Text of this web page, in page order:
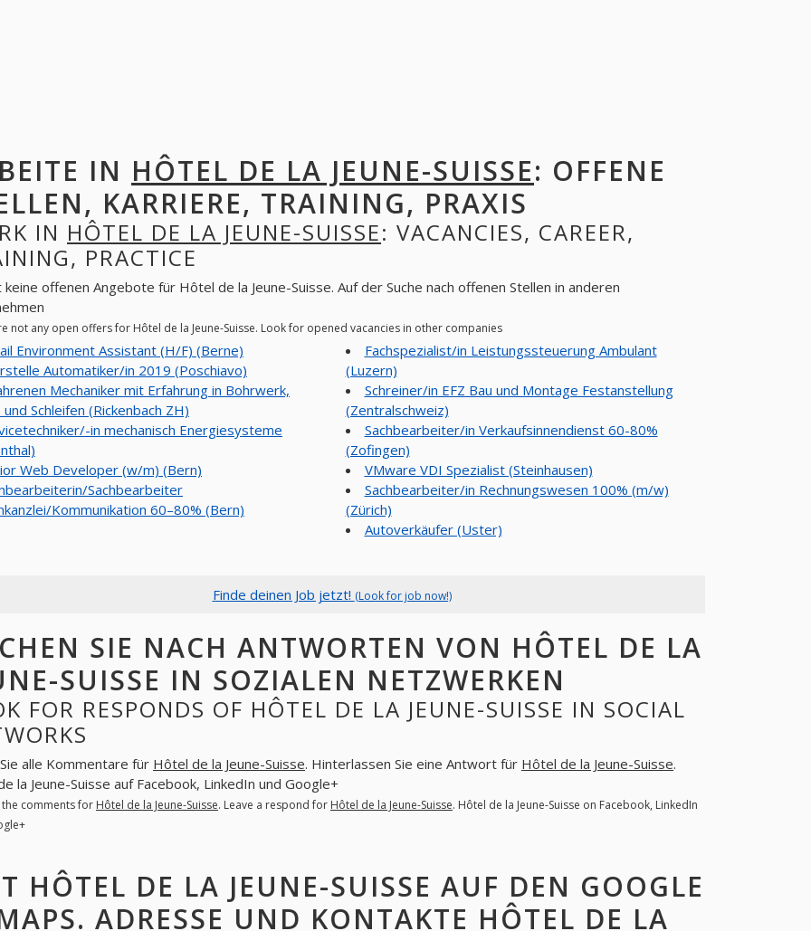
IN HÔTEL DE LA JEUNE-SUISSE: OFFENE
KARRIERE, TRAINING, PRAXIS
IN HÔTEL DE LA JEUNE-SUISSE: VACANCIES, CAREER,
PRACTICE
keine offenen Angebote für Hôtel de la Jeune-Suisse. Auf der Suche nach offenen Stellen in anderen
not any open offers for Hôtel de la Jeune-Suisse. Look for opened vacancies in other companies
Environment Assistant (H/F) (Berne)
Automatiker/in 2019 (Poschiavo)
Mechaniker mit Erfahrung in Bohrwerk,
und Schleifen (Rickenbach ZH)
in mechanisch Energiesysteme
Web Developer (w/m) (Bern)
Sachbearbeiter
Kommunikation 60–80% (Bern)
Fachspezialist/in Leistungssteuerung Ambulant
(Luzern)
Schreiner/in EFZ Bau und Montage Festanstellung
(Zentralschweiz)
Sachbearbeiter/in Verkaufsinnendienst 60-80%
(Zofingen)
VMware VDI Spezialist (Steinhausen)
Sachbearbeiter/in Rechnungswesen 100% (m/w)
(Zürich)
Autoverkäufer (Uster)
Finde deinen Job jetzt! (Look for job now!)
SIE NACH ANTWORTEN VON HÔTEL DE LA
SUISSE IN SOZIALEN NETZWERKEN
FOR RESPONDS OF HÔTEL DE LA JEUNE-SUISSE IN SOCIAL
alle Kommentare für Hôtel de la Jeune-Suisse. Hinterlassen Sie eine Antwort für Hôtel de la Jeune-Suisse.
la Jeune-Suisse auf Facebook, LinkedIn und Google+
the comments for Hôtel de la Jeune-Suisse. Leave a respond for Hôtel de la Jeune-Suisse. Hôtel de la Jeune-Suisse on Facebook, LinkedIn
HÔTEL DE LA JEUNE-SUISSE AUF DEN GOOGLE
ADRESSE UND KONTAKTE HÔTEL DE LA